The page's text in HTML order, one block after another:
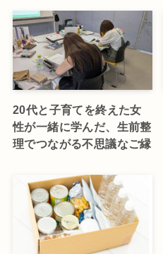
20代と子育てを終えた女
性が一緒に学んだ、生前整
理でつながる不思議なご縁